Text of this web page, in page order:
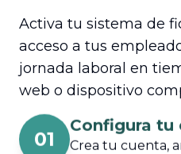
Activa tu sistema de
acceso a tus
jornada laboral en
web o dispositivo
01
Configura tu
Crea tu cuenta,